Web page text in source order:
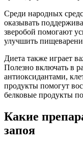
Среди народных
оказывать
зверобой помогают
улучшить
Диета также играет
Полезно включать в
антиоксидантами,
продукты помогут
белковые продукты
Какие
запоя